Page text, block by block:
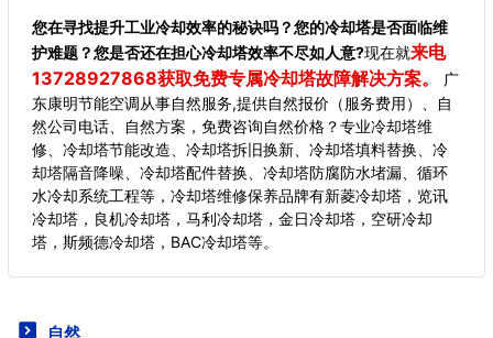
您在寻找提升工业冷却效率的秘诀吗？您的冷却塔是否面临维
护难题？您是否还在担心冷却塔效率不尽如人意?现在就来电
13728927868获取免费专属冷却塔故障解决方案。
广
东康明节能空调从事自然服务,提供自然报价（服务费用）、自
然公司电话、自然方案，免费咨询自然价格？专业冷却塔维
修、冷却塔节能改造、冷却塔拆旧换新、冷却塔填料替换、冷
却塔隔音降噪、冷却塔配件替换、冷却塔防腐防水堵漏、循环
水冷却系统工程等，冷却塔维修保养品牌有新菱冷却塔，览讯
冷却塔，良机冷却塔，马利冷却塔，金日冷却塔，空研冷却
塔，斯频德冷却塔，BAC冷却塔等。
自然